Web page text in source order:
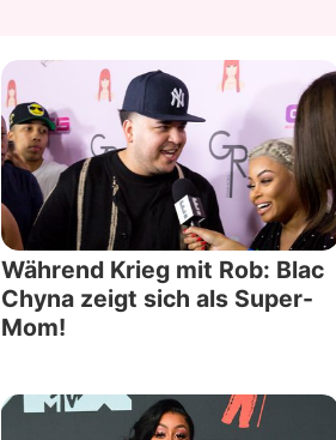
Während Krieg mit Rob: Blac
Chyna zeigt sich als Super-
Mom!